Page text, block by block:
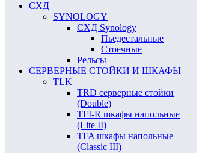
СХД
SYNOLOGY
СХД Synology
Пьедестальные
Стоечные
Рельсы
СЕРВЕРНЫЕ СТОЙКИ И ШКАФЫ
TLK
TRD серверные стойки
(Double)
TFI-R шкафы напольные
(Lite II)
TFA шкафы напольные
(Classic III)